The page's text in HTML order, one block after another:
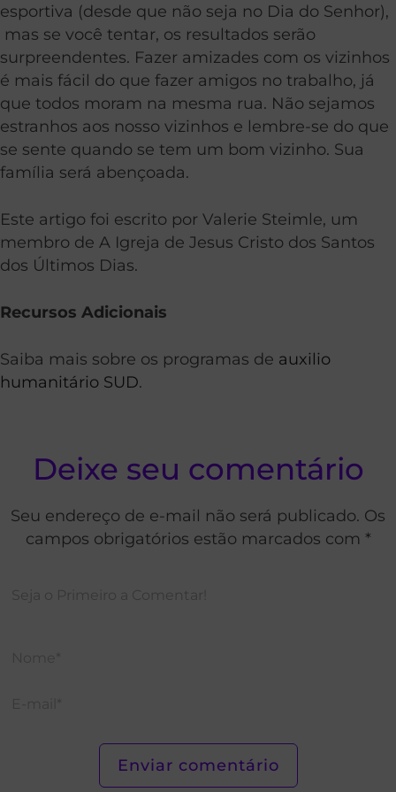
esportiva (desde que não seja no Dia do Senhor),
mas se você tentar, os resultados serão
surpreendentes. Fazer amizades com os vizinhos
é mais fácil do que fazer amigos no trabalho, já
que todos moram na mesma rua. Não sejamos
estranhos aos nosso vizinhos e lembre-se do que
se sente quando se tem um bom vizinho. Sua
família será abençoada.
Este artigo foi escrito por Valerie Steimle, um
membro de A Igreja de Jesus Cristo dos Santos
dos Últimos Dias.
Recursos Adicionais
Saiba mais sobre os programas de auxilio
humanitário SUD.
Deixe seu comentário
Seu endereço de e-mail não será publicado. Os
campos obrigatórios estão marcados com *